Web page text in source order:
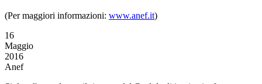
(Per maggiori informazioni: www.anef.it)
16
Maggio
2016
Anef